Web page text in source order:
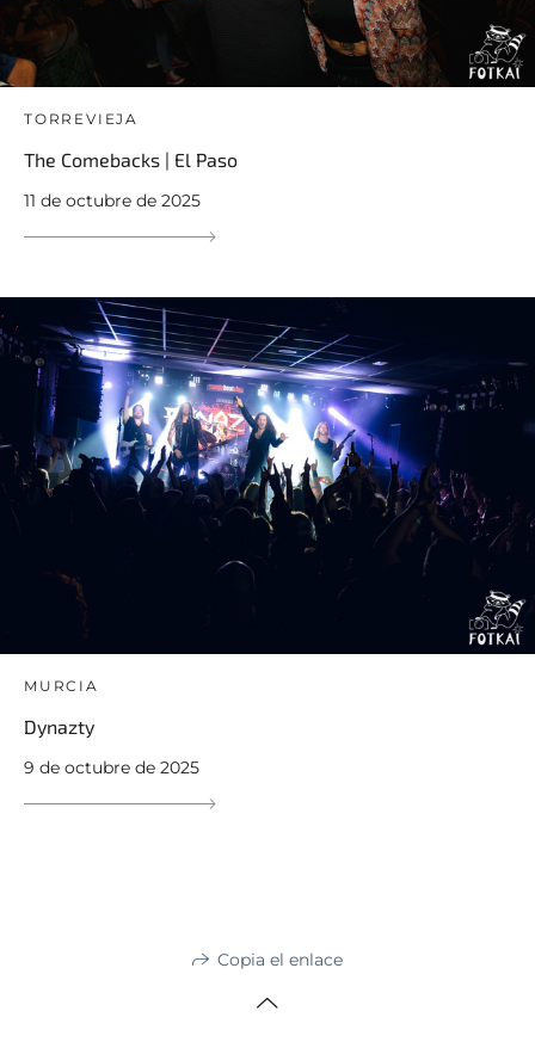
TORREVIEJA
The Comebacks | El Paso
11 de octubre de 2025
MURCIA
Dynazty
9 de octubre de 2025
Copia el enlace